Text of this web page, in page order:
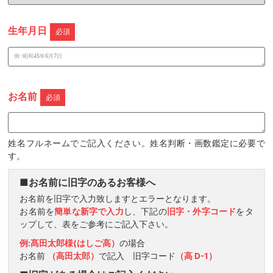
生年月日 必須
お名前 必須
姓名フルネームでご記入ください。姓名判断・画数鑑定に必要で
す。
■お名前に旧字のあるお客様へ
お名前を旧字で入力致しますとエラーとなります。
お名前を簡単な新字で入力 し、下記の旧字・外字コードをタ
ップして、表をご参考にご記入下さい。
例:髙田太郎様(はしご高）の場合
お名前
（高田太郎） で記入 旧字コード （高 D-1）